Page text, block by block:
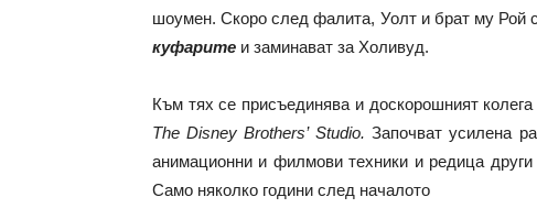
шоумен. Скоро след фалита, Уолт и брат му Рой
куфарите и заминават за Холивуд.
Към тях се присъединява и доскорошният
TheDisneyBrothers’Studio. Започват усилена
анимационни и филмови техники и редица
Само няколко години след началото